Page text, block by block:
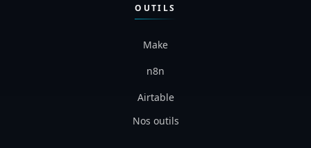
OUTILS
Make
n8n
Airtable
Nos outils